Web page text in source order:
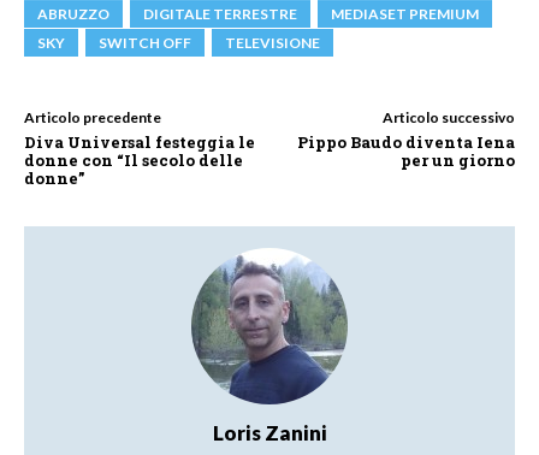
ABRUZZO DIGITALE TERRESTRE
MEDIASET PREMIUM
SKY
SWITCH OFF TELEVISIONE
Articolo precedente
Diva Universal festeggia le
donne con “Il secolo delle
donne”
Articolo successivo
Pippo Baudo diventa Iena
per un giorno
Loris Zanini